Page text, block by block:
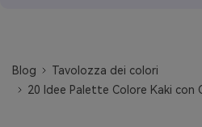
Blog
Tavolozza dei colori
20 Idee Palette Colore Kaki con